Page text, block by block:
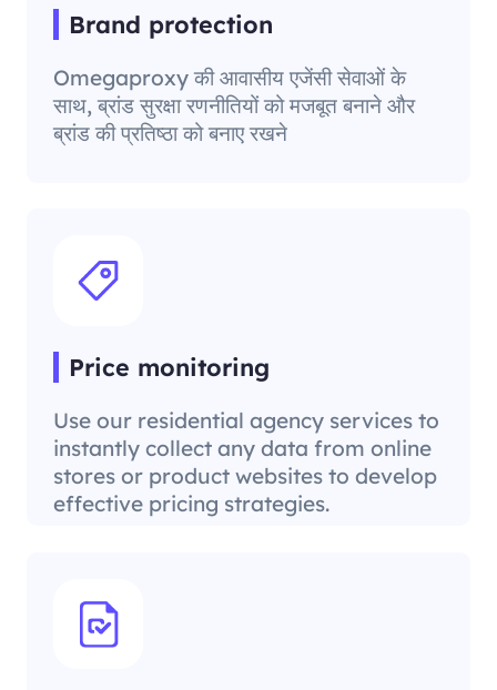
Brand protection
Omegaproxy की आवासीय एजेंसी सेवाओं के
साथ, ब्रांड सुरक्षा रणनीतियों को मजबूत बनाने और
ब्रांड की प्रतिष्ठा को बनाए रखने
Price monitoring
Use our residential agency services to
instantly collect any data from online
stores or product websites to develop
effective pricing strategies.